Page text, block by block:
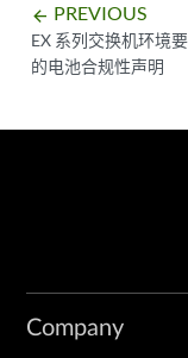
arrow_backward PREVIOUS
EX 系列交换机环境
的电池合规性声明
Company